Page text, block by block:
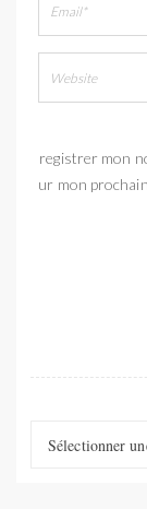
Enregistrer mon
pour mon
Sélectionner